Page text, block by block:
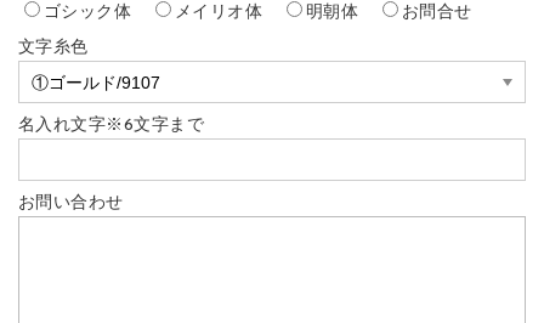
ゴシック体 メイリオ体 明朝体
お問合せ
文字糸色
名入れ文字※6文字まで
お問い合わせ